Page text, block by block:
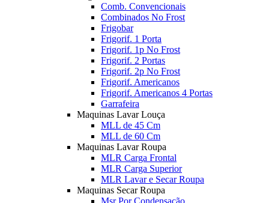
Comb. Convencionais
Combinados No Frost
Frigobar
Frigorif. 1 Porta
Frigorif. 1p No Frost
Frigorif. 2 Portas
Frigorif. 2p No Frost
Frigorif. Americanos
Frigorif. Americanos 4 Portas
Garrafeira
Maquinas Lavar Louça
MLL de 45 Cm
MLL de 60 Cm
Maquinas Lavar Roupa
MLR Carga Frontal
MLR Carga Superior
MLR Lavar e Secar Roupa
Maquinas Secar Roupa
Msr Por Condensação